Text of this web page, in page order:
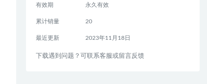
有效期 永久有效
累计销量 20
最近更新 2023年11月18日
下载遇到问题？可联系客服或留言反馈